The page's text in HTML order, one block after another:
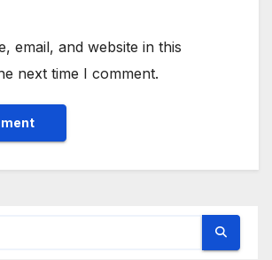
email, and website in this
next time I comment.